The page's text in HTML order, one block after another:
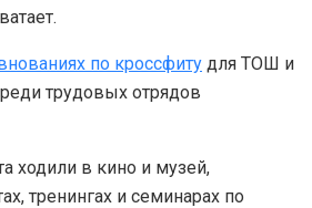
по кроссфиту для ТОШ и
трудовых отрядов
ходили в кино и музей,
тренингах и семинарах по